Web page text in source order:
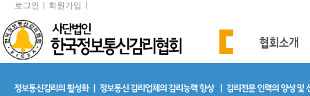
로그인 회원가입